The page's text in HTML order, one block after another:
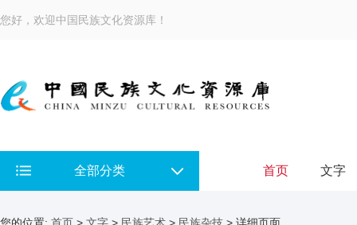
您好，欢迎中国民族文化资源库！
全部分类 首页 文字